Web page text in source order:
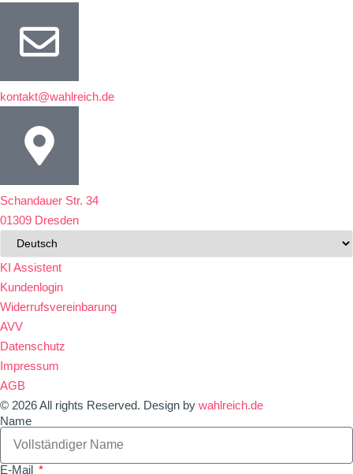
kontakt@wahlreich.de
Schandauer Str. 34
01309 Dresden
KI Assistent
Kundenlogin
Widerrufsvereinbarung
AVV
Datenschutz
Impressum
AGB
© 2026 All rights Reserved. Design by wahlreich.de
Name
E-Mail